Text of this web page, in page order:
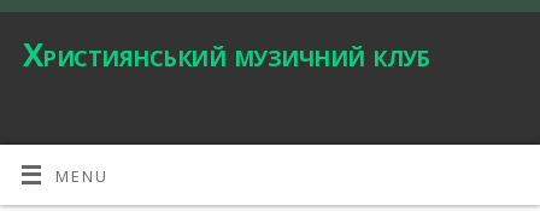
Християнський музичний клуб
MENU